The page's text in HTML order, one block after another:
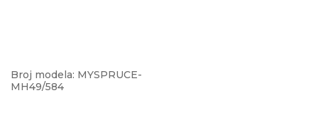
Broj modela: MYSPRUCE-
MH49/584